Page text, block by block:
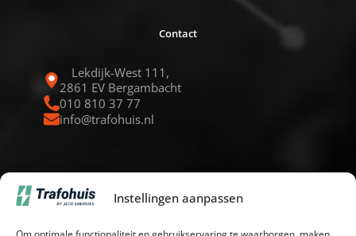
Instellingen aanpassen
Contact
Lekdijk-West 111,
2861 EV Bergambacht
010 810 37 77
info@trafohuis.nl
Navigeren